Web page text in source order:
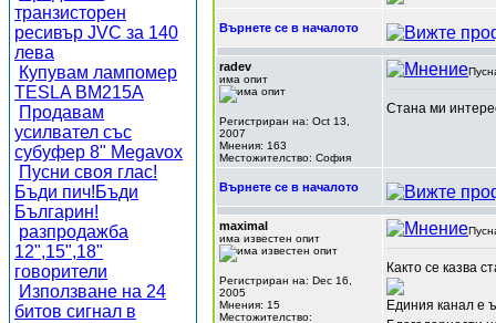
транзисторен
ресивър JVC за 140
лева
Купувам лампомер
TESLA BM215A
Продавам
усилвател със
субуфер 8" Megavox
Пусни своя глас!
Бъди пич!Бъди
Българин!
разпродажба
12",15",18"
говорители
Използване на 24
битов сигнал в
Върнете се в началото
radev
има опит
Регистриран на: Oct 13,
2007
Мнения: 163
Местожителство: София
Стана ми
Върнете се в началото
maximal
има известен опит
Регистриран на: Dec 16,
2005
Мнения: 15
Местожителство:
Както се казва
Единия канал е